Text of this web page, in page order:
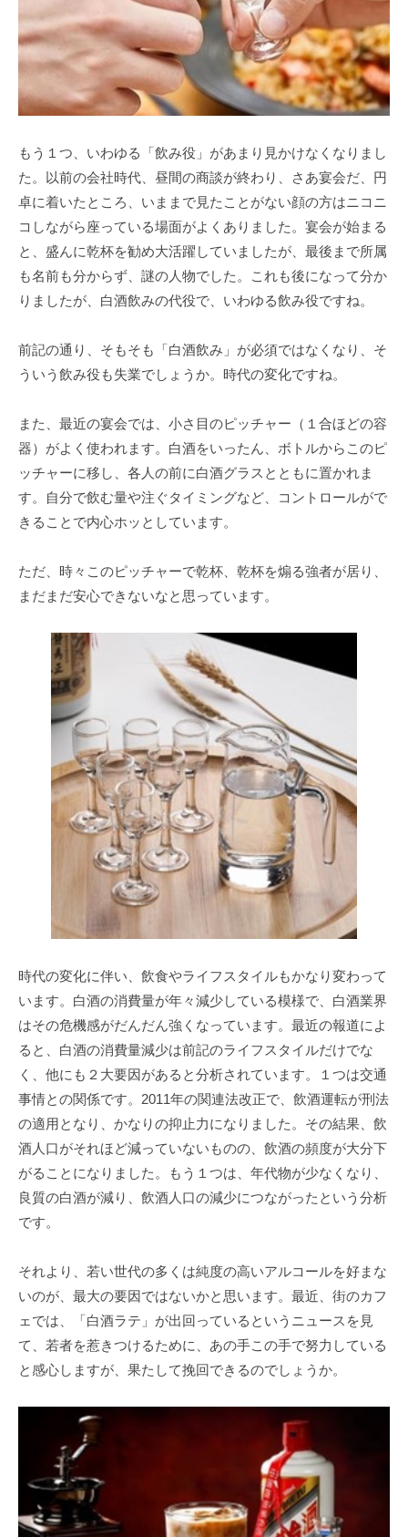
もう１つ、いわゆる「飲み役」があまり見かけなくなりまし
た。以前の会社時代、昼間の商談が終わり、さあ宴会だ、円
卓に着いたところ、いままで見たことがない顔の方はニコニ
コしながら座っている場面がよくありました。宴会が始まる
と、盛んに乾杯を勧め大活躍していましたが、最後まで所属
も名前も分からず、謎の人物でした。これも後になって分か
りましたが、白酒飲みの代役で、いわゆる飲み役ですね。
前記の通り、そもそも「白酒飲み」が必須ではなくなり、そ
ういう飲み役も失業でしょうか。時代の変化ですね。
また、最近の宴会では、小さ目のピッチャー（１合ほどの容
器）がよく使われます。白酒をいったん、ボトルからこのピ
ッチャーに移し、各人の前に白酒グラスとともに置かれま
す。自分で飲む量や注ぐタイミングなど、コントロールがで
きることで内心ホッとしています。
ただ、時々このピッチャーで乾杯、乾杯を煽る強者が居り、
まだまだ安心できないなと思っています。
時代の変化に伴い、飲食やライフスタイルもかなり変わって
います。白酒の消費量が年々減少している模様で、白酒業界
はその危機感がだんだん強くなっています。最近の報道によ
ると、白酒の消費量減少は前記のライフスタイルだけでな
く、他にも２大要因があると分析されています。１つは交通
事情との関係です。2011年の関連法改正で、飲酒運転が刑法
の適用となり、かなりの抑止力になりました。その結果、飲
酒人口がそれほど減っていないものの、飲酒の頻度が大分下
がることになりました。もう１つは、年代物が少なくなり、
良質の白酒が減り、飲酒人口の減少につながったという分析
です。
それより、若い世代の多くは純度の高いアルコールを好まな
いのが、最大の要因ではないかと思います。最近、街のカフ
ェでは、「白酒ラテ」が出回っているというニュースを見
て、若者を惹きつけるために、あの手この手で努力している
と感心しますが、果たして挽回できるのでしょうか。